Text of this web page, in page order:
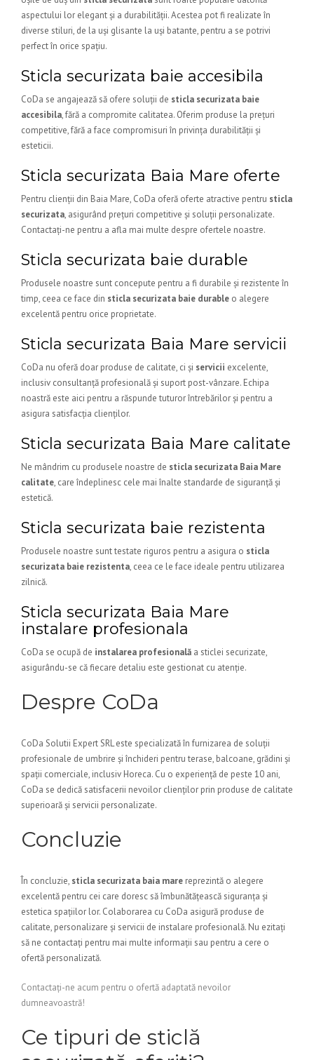
aspectului lor elegant și a durabilității. Acestea pot fi realizate în
diverse stiluri, de la uși glisante la uși batante, pentru a se potrivi
perfect în orice spațiu.
Sticla securizata baie accesibila
CoDa se angajează să ofere soluții de sticla securizata baie
accesibila, fără a compromite calitatea. Oferim produse la prețuri
competitive, fără a face compromisuri în privința durabilității și
esteticii.
Sticla securizata Baia Mare oferte
Pentru clienții din Baia Mare, CoDa oferă oferte atractive pentru sticla
securizata, asigurând prețuri competitive și soluții personalizate.
Contactați-ne pentru a afla mai multe despre ofertele noastre.
Sticla securizata baie durable
Produsele noastre sunt concepute pentru a fi durabile și rezistente în
timp, ceea ce face din sticla securizata baie durable o alegere
excelentă pentru orice proprietate.
Sticla securizata Baia Mare servicii
CoDa nu oferă doar produse de calitate, ci și servicii excelente,
inclusiv consultanță profesională și suport post-vânzare. Echipa
noastră este aici pentru a răspunde tuturor întrebărilor și pentru a
asigura satisfacția clienților.
Sticla securizata Baia Mare calitate
Ne mândrim cu produsele noastre de sticla securizata Baia Mare
calitate, care îndeplinesc cele mai înalte standarde de siguranță și
estetică.
Sticla securizata baie rezistenta
Produsele noastre sunt testate riguros pentru a asigura o sticla
securizata baie rezistenta, ceea ce le face ideale pentru utilizarea
zilnică.
Sticla securizata Baia Mare
instalare profesionala
CoDa se ocupă de instalarea profesională a sticlei securizate,
asigurându-se că fiecare detaliu este gestionat cu atenție.
Despre CoDa
CoDa Solutii Expert SRL este specializată în furnizarea de soluții
profesionale de umbrire și închideri pentru terase, balcoane, grădini și
spații comerciale, inclusiv Horeca. Cu o experiență de peste 10 ani,
CoDa se dedică satisfacerii nevoilor clienților prin produse de calitate
superioară și servicii personalizate.
Concluzie
În concluzie, sticla securizata baia mare reprezintă o alegere
excelentă pentru cei care doresc să îmbunătățească siguranța și
estetica spațiilor lor. Colaborarea cu CoDa asigură produse de
calitate, personalizare și servicii de instalare profesională. Nu ezitați
să ne contactați pentru mai multe informații sau pentru a cere o
ofertă personalizată.
Contactați-ne acum pentru o ofertă adaptată nevoilor
dumneavoastră!
Ce tipuri de sticlă